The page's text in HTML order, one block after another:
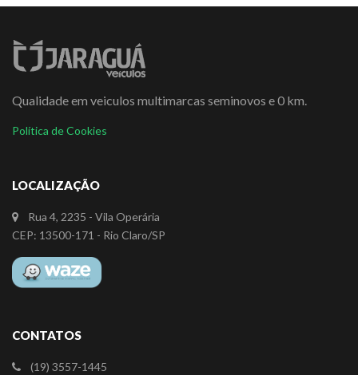
Qualidade em veiculos multimarcas seminovos e 0 km.
Política de Cookies
LOCALIZAÇÃO
Rua 4, 2235 - Vila Operária
CEP: 13500-171 - Rio Claro/SP
CONTATOS
(19) 3557-1445